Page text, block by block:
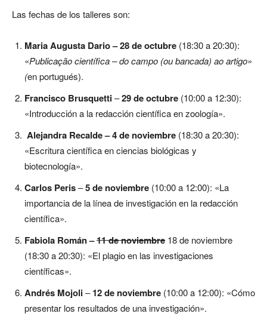
Las fechas de los talleres son:
Maria Augusta Dario – 28 de octubre (18:30 a 20:30):
«Publicação científica – do campo (ou bancada) ao artigo»
(en portugués).
Francisco Brusquetti–29 de octubre (10:00 a 12:30):
«Introducción a la redacción científica en zoología».
Alejandra Recalde –4 de noviembre (18:30 a 20:30):
«Escritura científica en ciencias biológicas y
biotecnología».
Carlos Peris–5 de noviembre (10:00 a 12:00): «La
importancia de la línea de investigación en la redacción
científica».
Fabiola Román –11 de noviembre 18 de noviembre
(18:30 a 20:30): «El plagio en las investigaciones
científicas».
Andrés Mojoli–12 de noviembre (10:00 a 12:00): «Cómo
presentar los resultados de una investigación».